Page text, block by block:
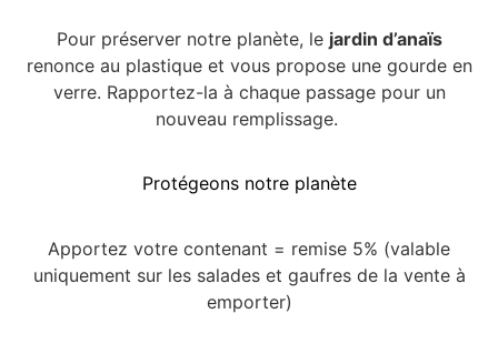
Pour préserver notre planète, le jardin d’anaïs
renonce au plastique et vous propose une gourde en
verre. Rapportez-la à chaque passage pour un
nouveau remplissage.
Protégeons notre planète
Apportez votre contenant = remise 5% (valable
uniquement sur les salades et gaufres de la vente à
emporter)